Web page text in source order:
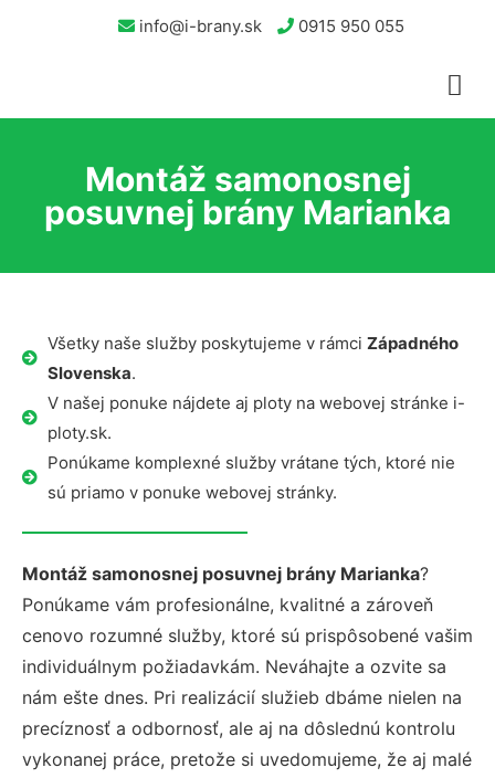
info@i-brany.sk 0915 950 055
Montáž samonosnej
posuvnej brány Marianka
Všetky naše služby poskytujeme v rámci Západného
Slovenska.
V našej ponuke nájdete aj ploty na webovej stránke i-
ploty.sk.
Ponúkame komplexné služby vrátane tých, ktoré nie
sú priamo v ponuke webovej stránky.
Montáž samonosnej posuvnej brány Marianka?
Ponúkame vám profesionálne, kvalitné a zároveň
cenovo rozumné služby, ktoré sú prispôsobené vašim
individuálnym požiadavkám. Neváhajte a ozvite sa
nám ešte dnes. Pri realizácií služieb dbáme nielen na
precíznosť a odbornosť, ale aj na dôslednú kontrolu
vykonanej práce, pretože si uvedomujeme, že aj malé